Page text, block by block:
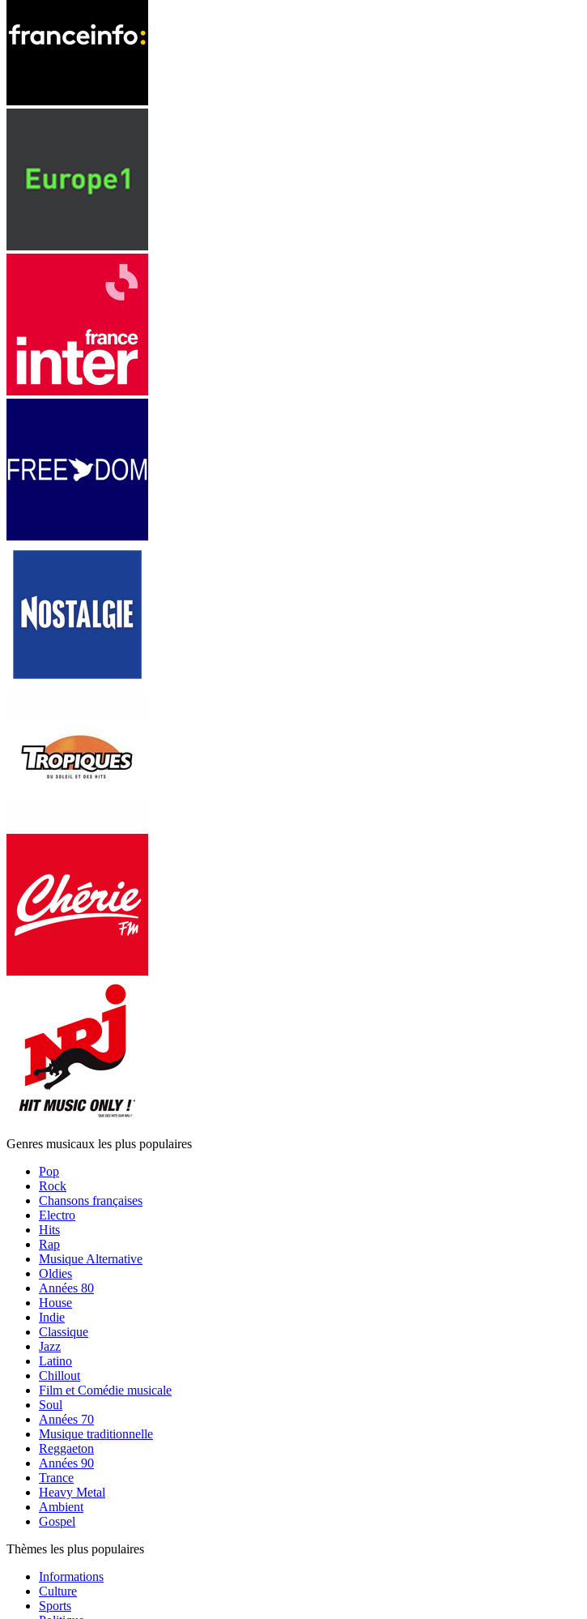
Genres musicaux les plus populaires
Pop
Rock
Chansons françaises
Electro
Hits
Rap
Musique Alternative
Oldies
Années 80
House
Indie
Classique
Jazz
Latino
Chillout
Film et Comédie musicale
Soul
Années 70
Musique traditionnelle
Reggaeton
Années 90
Trance
Heavy Metal
Ambient
Gospel
Thèmes les plus populaires
Informations
Culture
Sports